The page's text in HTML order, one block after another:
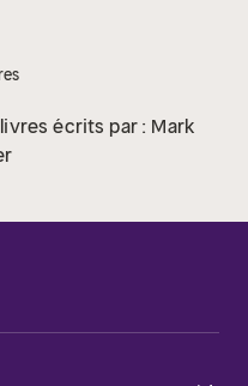
écrits par : Mark